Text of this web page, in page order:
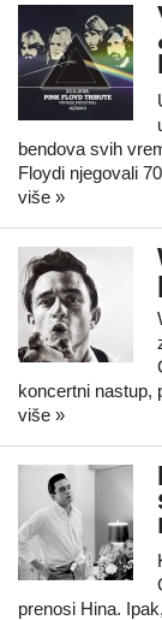
bendova svih
Floydi njegovali
više »
koncertni nastup,
više »
prenosi Hina.